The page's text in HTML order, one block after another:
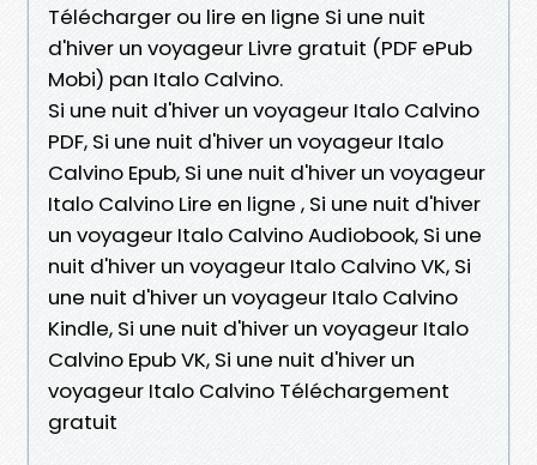
Télécharger ou lire en ligne Si une nuit
d'hiver un voyageur Livre gratuit (PDF ePub
Mobi) pan Italo Calvino.
Si une nuit d'hiver un voyageur Italo Calvino
PDF, Si une nuit d'hiver un voyageur Italo
Calvino Epub, Si une nuit d'hiver un voyageur
Italo Calvino Lire en ligne , Si une nuit d'hiver
un voyageur Italo Calvino Audiobook, Si une
nuit d'hiver un voyageur Italo Calvino VK, Si
une nuit d'hiver un voyageur Italo Calvino
Kindle, Si une nuit d'hiver un voyageur Italo
Calvino Epub VK, Si une nuit d'hiver un
voyageur Italo Calvino Téléchargement
gratuit